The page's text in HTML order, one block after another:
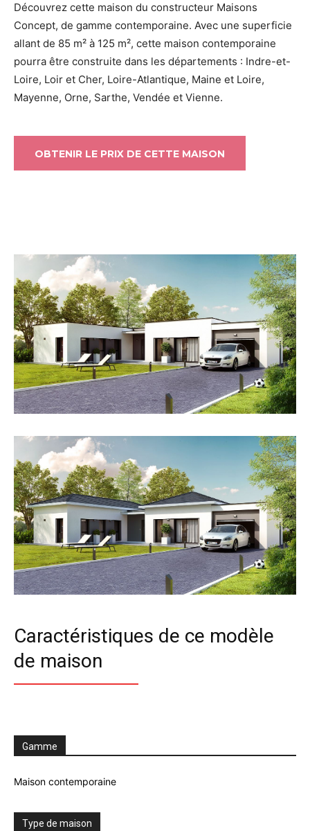
Découvrez cette maison du constructeur Maisons
Concept, de gamme contemporaine. Avec une superficie
allant de 85 m² à 125 m², cette maison contemporaine
pourra être construite dans les départements : Indre-et-
Loire, Loir et Cher, Loire-Atlantique, Maine et Loire,
Mayenne, Orne, Sarthe, Vendée et Vienne.
OBTENIR LE PRIX DE CETTE MAISON
Caractéristiques de ce modèle
de maison
Gamme
Maison contemporaine
Type de maison